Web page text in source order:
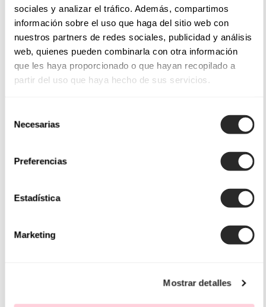
sociales y analizar el tráfico. Además, compartimos
información sobre el uso que haga del sitio web con
nuestros partners de redes sociales, publicidad y análisis
web, quienes pueden combinarla con otra información
que les haya proporcionado o que hayan recopilado a
partir del uso que haya hecho de sus servicios.
Necesarias
Preferencias
Estadística
Marketing
Mostrar detalles